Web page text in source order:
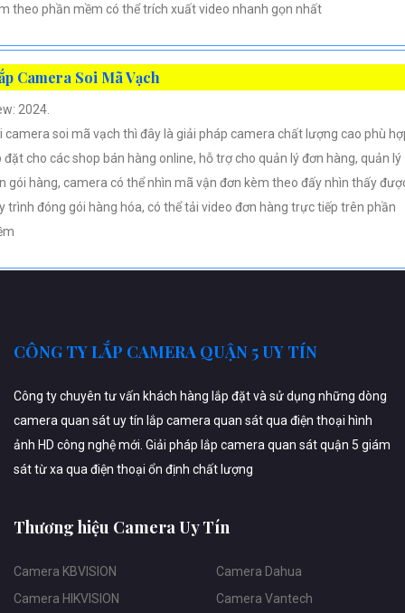
theo phần mềm có thể trích xuất video nhanh gọn nhất
Camera Soi Mã Vạch
2024.
camera soi mã vạch thì đây là giải pháp camera chất lượng cao phù
đặt cho các shop bán hàng online, hỗ trợ cho quản lý đơn hàng, quản lý
gói hàng, camera có thể nhìn mã vận đơn kèm theo đấy nhìn thấy
trình đóng gói hàng hóa, có thể tải video đơn hàng trực tiếp trên phần
CÔNG TY LẮP CAMERA QUẬN 5 UY TÍN
Công ty chuyên tư vấn khách hàng lắp đặt và sử dụng những dòng
camera quan sát uy tín lắp camera quan sát qua điện thoại hình
ảnh HD công nghệ mới. Giải pháp lắp camera quan sát quận 5 giám
sát từ xa qua điện thoại ổn định chất lượng
Thương hiệu Camera Uy Tín
Camera KBVISION
Camera HIKVISION
Camera Dahua
Camera Vantech